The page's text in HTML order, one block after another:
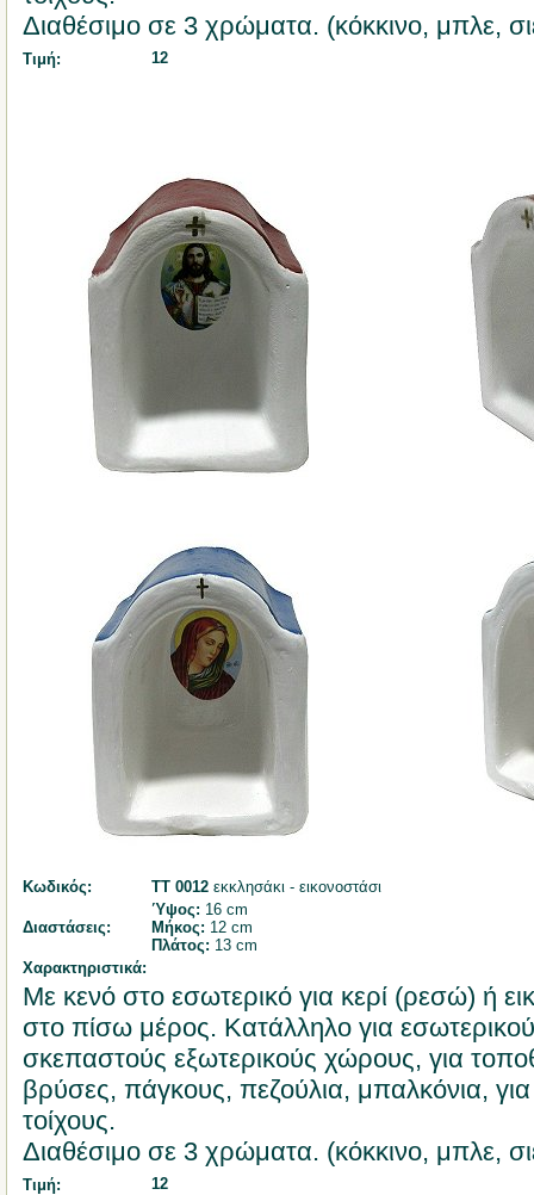
Διαθέσιμο σε 3 χρώματα. (κόκκινο, μπλε,
Τιμή: 12
Κωδικός: ΤΤ 0012 εκκλησάκι - εικονοστάσι
Διαστάσεις:
Ύψος: 16 cm
Μήκος: 12 cm
Πλάτος: 13 cm
Χαρακτηριστικά:
Με κενό στο εσωτερικό για κερί (ρεσώ) ή
στο πίσω μέρος. Κατάλληλο για
σκεπαστούς εξωτερικούς χώρους, για
βρύσες, πάγκους, πεζούλια, μπαλκόνια,
τοίχους.
Διαθέσιμο σε 3 χρώματα. (κόκκινο, μπλε,
Τιμή: 12